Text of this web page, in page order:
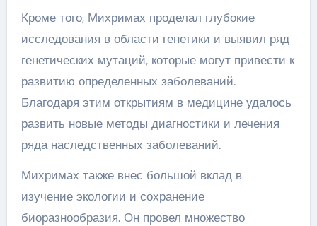
Кроме того, Михримах проделал глубокие
исследования в области генетики и выявил ряд
генетических мутаций, которые могут привести к
развитию определенных заболеваний.
Благодаря этим открытиям в медицине удалось
развить новые методы диагностики и лечения
ряда наследственных заболеваний.
Михримах также внес большой вклад в
изучение экологии и сохранение
биоразнообразия. Он провел множество